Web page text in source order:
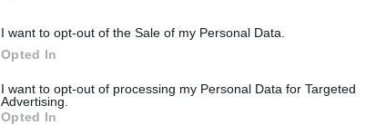
I want to opt-out of the Sale of my Personal Data.
Opted In
I want to opt-out of processing my Personal Data for Targeted
Advertising.
Opted In